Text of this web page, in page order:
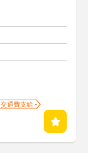
交通費支給